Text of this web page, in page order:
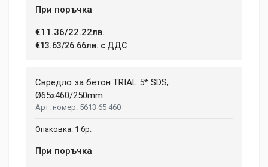
При поръчка
€11.36/22.22лв.
€13.63/26.66лв. с ДДС
Свредло за бетон TRIAL 5* SDS,
Ø65х460/250mm
5613 65 460
1 бр.
При поръчка